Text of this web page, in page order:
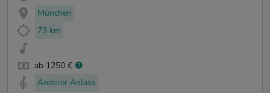
München
73 km
ab 1250 €
Anderer Anlass